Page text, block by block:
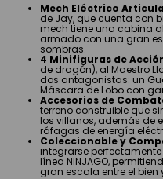
Mech Eléctrico
de Jay, que cuenta con
mech tiene una cabina
armado con una gran
sombras.
4 Minifiguras de
de dragón), al Maestro
dos antagonistas: un
Máscara de Lobo con
Accesorios de
terreno construible que
los villanos, además de
ráfagas de energía
Coleccionable y
integrarse
línea NINJAGO,
gran escala entre el bien